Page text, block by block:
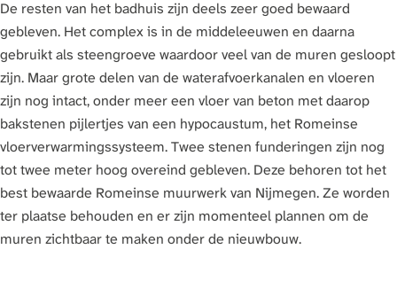
De resten van het badhuis zijn deels zeer goed bewaard
gebleven. Het complex is in de middeleeuwen en daarna
gebruikt als steengroeve waardoor veel van de muren gesloopt
zijn. Maar grote delen van de waterafvoerkanalen en vloeren
zijn nog intact, onder meer een vloer van beton met daarop
bakstenen pijlertjes van een hypocaustum, het Romeinse
vloerverwarmingssysteem. Twee stenen funderingen zijn nog
tot twee meter hoog overeind gebleven. Deze behoren tot het
best bewaarde Romeinse muurwerk van Nijmegen. Ze worden
ter plaatse behouden en er zijn momenteel plannen om de
muren zichtbaar te maken onder de nieuwbouw.